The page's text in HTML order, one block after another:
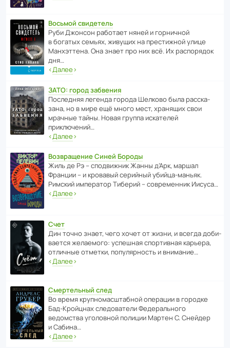
Восьмой свидетель
Руби Джонсон рабо­тает няней и горни­чной
в богатых семьях, живущих на прес­ти­жной улице
Манх­эт­тена. Она знает про них всё. Их распо­рядок
дня…
‹Далее›
ЗАТО: город забвения
После­дняя легенда города Шелково была расска­
зана, но в мире ещё много мест, хранящих свои
мрачные тайны. Новая группа иска­телей
приключений…
‹Далее›
Возвращение Синей Бороды
Жиль де Рэ – спод­ви­жник Жанны д’Арк, маршал
Франции – и кровавый серийный убийца-маньяк.
Римский импе­ратор Тиберий – совре­менник Иисуса…
‹Далее›
Счет
Дин точно знает, чего хочет от жизни, и всегда доби­
ва­ется жела­е­мого: успе­шная спор­ти­вная карьера,
отли­чные отметки, попу­ля­р­ность и внимание…
‹Далее›
Смертельный след
Во время круп­но­мас­ш­та­бной операции в городке
Бад‑Крой­цнах следо­ва­тели Феде­раль­ного
ведомства уголо­вной полиции Мартен С. Снейдер
и Сабина…
‹Далее›